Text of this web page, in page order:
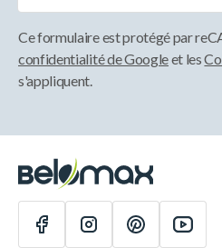
Ce formulaire est protégé par
confidentialité de Googleet les
s'appliquent.